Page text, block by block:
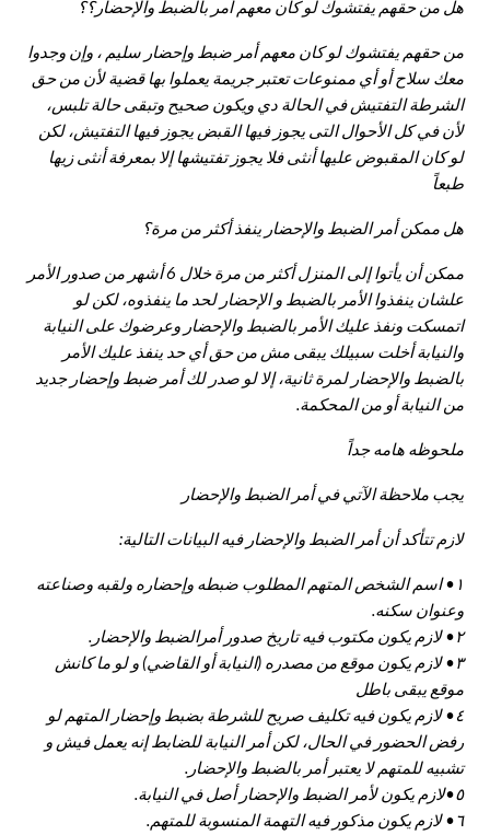
هل من حقهم يفتشوك لو كان معهم أمر بالضبط والإحضار؟؟
من حقهم يفتشوك لو كان معهم أمر ضبط وإحضار سليم ، وإن وجدوا
معك سلاح أو أي ممنوعات تعتبر جريمة يعملوا بها قضية لأن من حق
الشرطة التفتيش في الحالة دي ويكون صحيح وتبقى حالة تلبس،
لأن في كل الأحوال التى يجوز فيها القبض يجوز فيها التفتيش، لكن
لو كان المقبوض عليها أنثى فلا يجوز تفتيشها إلا بمعرفة أنثى زيها
طبعاً
هل ممكن أمر الضبط والإحضار ينفذ أكثر من مرة؟
ممكن أن يأتوا إلى المنزل أكثر من مرة خلال 6 أشهر من صدور الأمر
علشان ينفذوا الأمر بالضبط و الإحضار لحد ما ينفذوه، لكن لو
اتمسكت ونفذ عليك الأمر بالضبط والإحضار وعرضوك على النيابة
والنيابة أخلت سبيلك يبقى مش من حق أي حد ينفذ عليك الأمر
بالضبط والإحضار لمرة ثانية، إلا لو صدر لك أمر ضبط وإحضار جديد
من النيابة أو من المحكمة.
ملحوظه هامه جداً
يجب ملاحظة الآتي في أمر الضبط والإحضار
لازم تتأكد أن أمر الضبط والإحضار فيه البيانات التالية:
١• اسم الشخص المتهم المطلوب ضبطه وإحضاره ولقبه وصناعته
وعنوان سكنه.
٢• لازم يكون مكتوب فيه تاريخ صدور أمرالضبط والإحضار.
٣• لازم يكون موقع من مصدره (النيابة أو القاضي) و لو ما كانش
موقع يبقى باطل
٤• لازم يكون فيه تكليف صريح للشرطة بضبط وإحضار المتهم لو
رفض الحضور في الحال، لكن أمر النيابة للضابط إنه يعمل فيش و
تشبيه للمتهم لا يعتبر أمر بالضبط والإحضار.
٥•لازم يكون لأمر الضبط والإحضار أصل في النيابة.
٦• لازم يكون مذكور فيه التهمة المنسوبة للمتهم.